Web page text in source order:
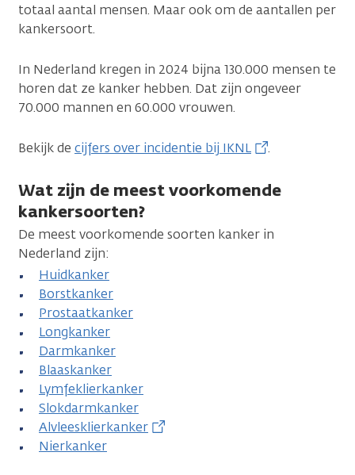
totaal aantal mensen. Maar ook om de aantallen per
kankersoort.
In Nederland kregen in 2024 bijna 130.000 mensen te
horen dat ze kanker hebben. Dat zijn ongeveer
70.000 mannen en 60.000 vrouwen.
Bekijk de cijfers over incidentie bij IKNL .
Wat zijn de meest voorkomende
kankersoorten?
De meest voorkomende soorten kanker in
Nederland zijn:
Huidkanker
Borstkanker
Prostaatkanker
Longkanker
Darmkanker
Blaaskanker
Lymfeklierkanker
Slokdarmkanker
Alvleesklierkanker
Nierkanker